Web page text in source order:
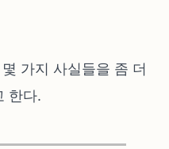
가지 사실들을 좀 더
한다.